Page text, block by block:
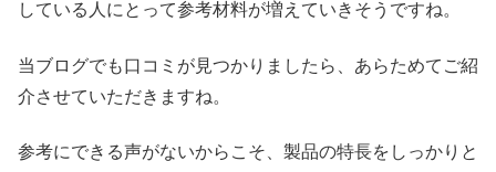
している人にとって参考材料が増えていきそうですね。
当ブログでも口コミが見つかりましたら、あらためてご紹
介させていただきますね。
参考にできる声がないからこそ、製品の特長をしっかりと